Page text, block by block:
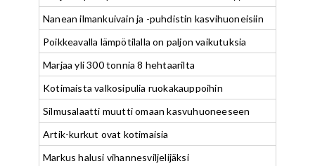
Nanean ilmankuivain ja -puhdistin kasvihuoneisiin
Poikkeavalla lämpötilalla on paljon vaikutuksia
Marjaa yli 300 tonnia 8 hehtaarilta
Kotimaista valkosipulia ruokakauppoihin
Silmusalaatti muutti omaan kasvuhuoneeseen
Artik-kurkut ovat kotimaisia
Markus halusi vihannesviljelijäksi